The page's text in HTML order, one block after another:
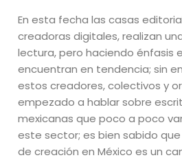
En esta fecha las casas
creadoras digitales, realizan
lectura, pero haciendo énfasis
encuentran en tendencia; sin
estos creadores, colectivos y
empezado a hablar sobre
mexicanas que poco a poco
este sector; es bien sabido
de creación en México es un